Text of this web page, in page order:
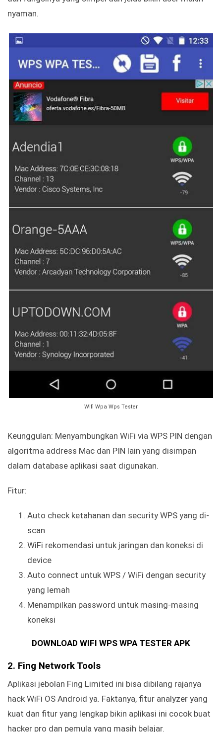
nyaman.
Wifi Wpa Wps Tester
Keunggulan: Menyambungkan WiFi via WPS PIN dengan
algoritma address Mac dan PIN lain yang disimpan
dalam database aplikasi saat digunakan.
Fitur:
Auto check ketahanan dan security WPS yang di-
scan
WiFi rekomendasi untuk jaringan dan koneksi di
device
Auto connect untuk WPS / WiFi dengan security
yang lemah
Menampilkan password untuk masing-masing
koneksi
DOWNLOAD WIFI WPS WPA TESTER APK
2. Fing Network Tools
Aplikasi jebolan Fing Limited ini bisa dibilang rajanya
hack WiFi OS Android ya. Faktanya, fitur analyzer yang
kuat dan fitur yang lengkap bikin aplikasi ini cocok buat
hacker pro dan pemula yang masih belajar.